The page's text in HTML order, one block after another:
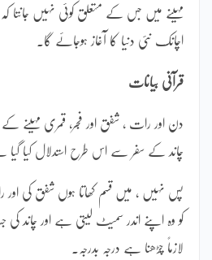
اچانک نئی دنیا کا آغاز ہوجائے گا۔
قرآنی بیانات
دن اور رات ، شفق اور فجر، قمری مہینے
چاند کے سفر سے اس طرح استدلال کیا گیا
پس نہیں ، میں قسم کھاتا ہوں شفق کی
کو وہ اپنے اندر سمیٹ لیتی ہے اور چاند کی
لازماً چڑھنا ہے درجہ بدرجہ۔